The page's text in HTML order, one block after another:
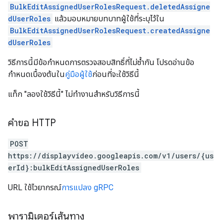
BulkEditAssignedUserRolesRequest.deletedAssigne
dUserRoles แล้วมอบหมายบทบาทผู้ใช้ที่ระบุไว้ใน
BulkEditAssignedUserRolesRequest.createdAssigne
dUserRoles
วิธีการนี้มีข้อกำหนดการตรวจสอบสิทธิ์ที่ไม่ซ้ำกัน โปรดอ่านข้อ
กำหนดเบื้องต้นในคู่มือผู้ใช้ก่อนที่จะใช้วิธีนี้
แท็ก "ลองใช้วิธีนี้" ไม่ทำงานสำหรับวิธีการนี้
คำขอ HTTP
POST
https://displayvideo.googleapis.com/v1/users/{us
erId}:bulkEditAssignedUserRoles
URL ใช้ไวยากรณ์การแปลง gRPC
พารามิเตอร์เส้นทาง